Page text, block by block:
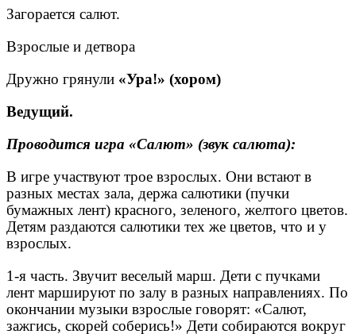
Загорается салют.
Взрослые и детвора
Дружно грянули «Ура!» (хором)
Ведущий.
Проводится игра «Салют» (звук салюта):
В игре участвуют трое взрослых. Они встают в
разных местах зала, держа салютики (пучки
бумажных лент) красного, зеленого, желтого цветов.
Детям раздаются салютики тех же цветов, что и у
взрослых.
1-я часть. Звучит веселый марш. Дети с пучками
лент маршируют по залу в разных направлениях. По
окончании музыки взрослые говорят: «Салют,
зажгись, скорей соберись!» Дети собираются вокруг